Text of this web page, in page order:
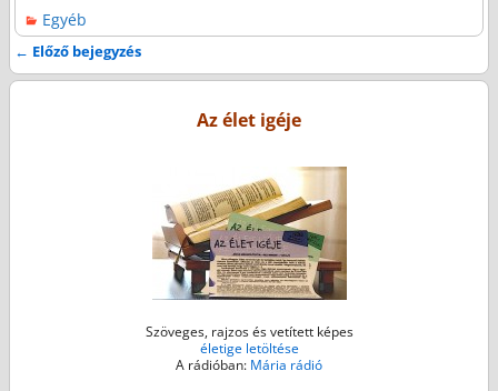
Egyéb
Bejegyzés navigáció
← Előző bejegyzés
Az élet igéje
Szöveges, rajzos és vetített képes
életige letöltése
A rádióban: Mária rádió